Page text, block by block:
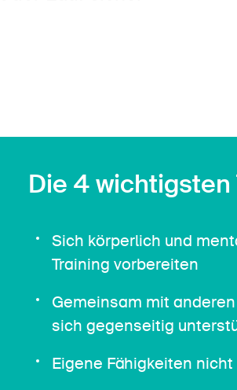
Die 4 wichtigsten
Sich körperlich und
Training vorbereiten
Gemeinsam mit
sich gegenseitig
Eigene Fähigkeiten